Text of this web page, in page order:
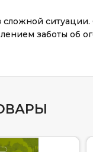
ситуации.
заботы об